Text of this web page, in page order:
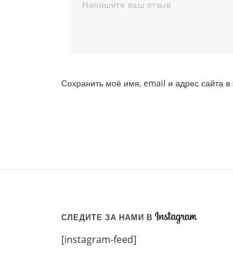
Сохранить моё имя, email и адрес сайта
СЛЕДИТЕ ЗА НАМИ В
[instagram-feed]